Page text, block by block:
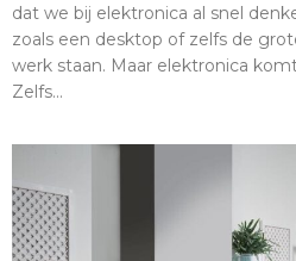
dat we bij elektronica al snel
zoals een desktop of zelfs de
werk staan. Maar elektronica
Zelfs...